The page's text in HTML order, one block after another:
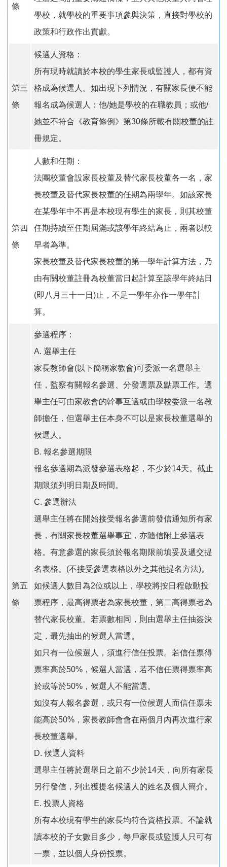
條
學校，就學校的重要事項參與決策，直接對學校的
政策和行政作出貢獻。
第三
條
候選人資格：
所有現時就讀於本校的學生家長或監護人，都有資
格成為候選人。如出現下列情況，有關家長便不能
報名成為候選人：他/她是學校的在職教員；或他/
她並不符合《教育條例》第30條所載有關校董的註
冊規定。
第四
條
人數和任期：
法團校董會設家長校董及替代家長校董各一名，家
長校董及替代家長校董的任期為兩學年。如該家長
在某學年中不再是本校現有學生的家長，則其校董
任期持續至任期屆滿或該學年終結為止，兩者以較
早者為準。
家長校董及替代家長校董的第一學年計算方法，乃
由有關校董註冊為校董當日起計算至該學年終結日
(即八月三十一日)止，不足一學年亦作一學年計
算。
第五
條
參選程序：
A. 選舉主任
家長教師會(以下簡稱家教會)可委派一名選舉主
任，監察有關報名參選、分發選票及點票工作。選
舉主任可由家教會的幹事互選或由學校委派一名教
師擔任，但選舉主任本身不可以是家長校董選舉的
候選人。
B. 報名參選期限
報名參選期為派發參選表格起，不少於14天。截止
期限須列明日期及時間。
C. 參選辦法
選舉主任將在開始接受報名參選前發信通知所有家
長，有關家長校董選舉事宜，亦隨信附上參選表
格。有意參選的家長須於報名期限前填妥及遞交提
名表格。(不接受參選表格以外之其他提名方法)。
如候選人數目為2位或以上，學校將按日程啟動投
票程序，最高得票者為家長校董，第二高得票者為
替代家長校董。若票數相同，則由選舉主任抽簽決
定，最先抽出的候選人當選。
如只有一位候選人，須進行信任投票。若信任票得
票率高於50%，候選人當選，若不信任票得票率高
於或等於50%，候選人不能當選。
如沒有人報名參選，或只有一位候選人而信任票未
能高於50%，家長教師會會在兩個月內再次進行家
長校董選舉。
D. 候選人資料
選舉主任將於選舉日之前不少於14天，向所有家長
另行發信，列出獲提名候選人的姓名及個人簡介。
E. 投票人資格
所有本校現有學生的家長均符合資格投票。不論就
讀本校的子女數目多少，每戶家長或監護人只可有
一票，並以個人身份投票。